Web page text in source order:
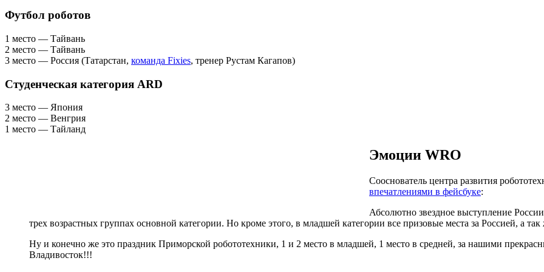
Футбол роботов
1 место — Тайвань
2 место — Тайвань
3 место — Россия (Татарстан, команда Fixies, тренер Рустам Кагапов)
Студенческая категория ARD
3 место — Япония
2 место — Венгрия
1 место — Тайланд
Эмоции WRO
Сооснователь центра развития
впечатлениями в фейсбуке:
Абсолютно звездное выступление
трех возрастных группах основной категории. Но кроме этого, в младшей категории все призовые места за Россией, а
Ну и конечно же это праздник Приморской робототехники, 1 и 2 место в младшей, 1 место в средней, за нашими
Владивосток!!!